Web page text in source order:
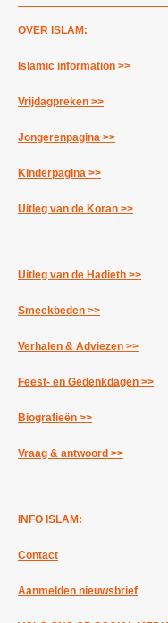
OVER ISLAM:
Islamic information >>
Vrijdagpreken >>
Jongerenpagina >>
Kinderpagina >>
Uitleg van de Koran >>
Uitleg van de Hadieth >>
Smeekbeden >>
Verhalen & Adviezen >>
Feest- en Gedenkdagen >>
Biografieën >>
Vraag & antwoord >>
INFO ISLAM:
Contact
Aanmelden nieuwsbrief